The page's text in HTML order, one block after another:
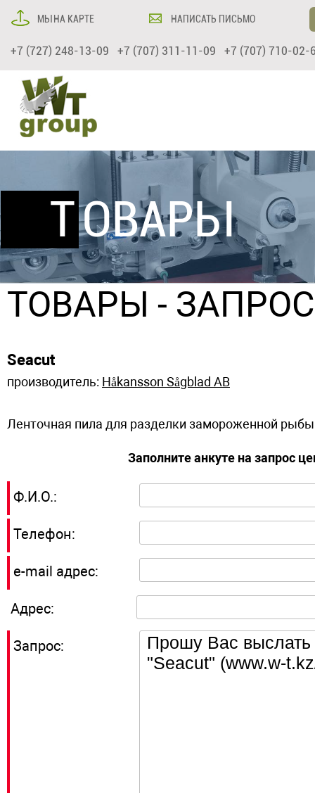
МЫ НА КАРТЕ НАПИСАТЬ ПИСЬМО
+7 (727) 248-13-09 +7 (707) 311-11-09 +7 (707) 710-02-
ТОВАРЫ
ТОВАРЫ -
Seacut
производитель: Håkansson Sågblad AB
Ленточная пила для разделки замороженной
Заполните анкуте на запрос
Ф.И.О.:
Телефон:
e-mail адрес:
Адрес:
Запрос: